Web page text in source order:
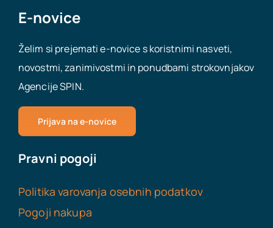
Nakup podjetja
Prodaja podjetja
Odpiranje podjetij
Virtualna pisarna
Delovna dovoljenja za tujce
Pomoč pri poslovanju
E-novice
Želim si prejemati e-novice s koristnimi nasveti,
novostmi, zanimivostmi in ponudbami strokovnjakov
Agencije SPIN.
Prijava na e-novice
Pravni pogoji
Politika varovanja osebnih podatkov
Pogoji nakupa